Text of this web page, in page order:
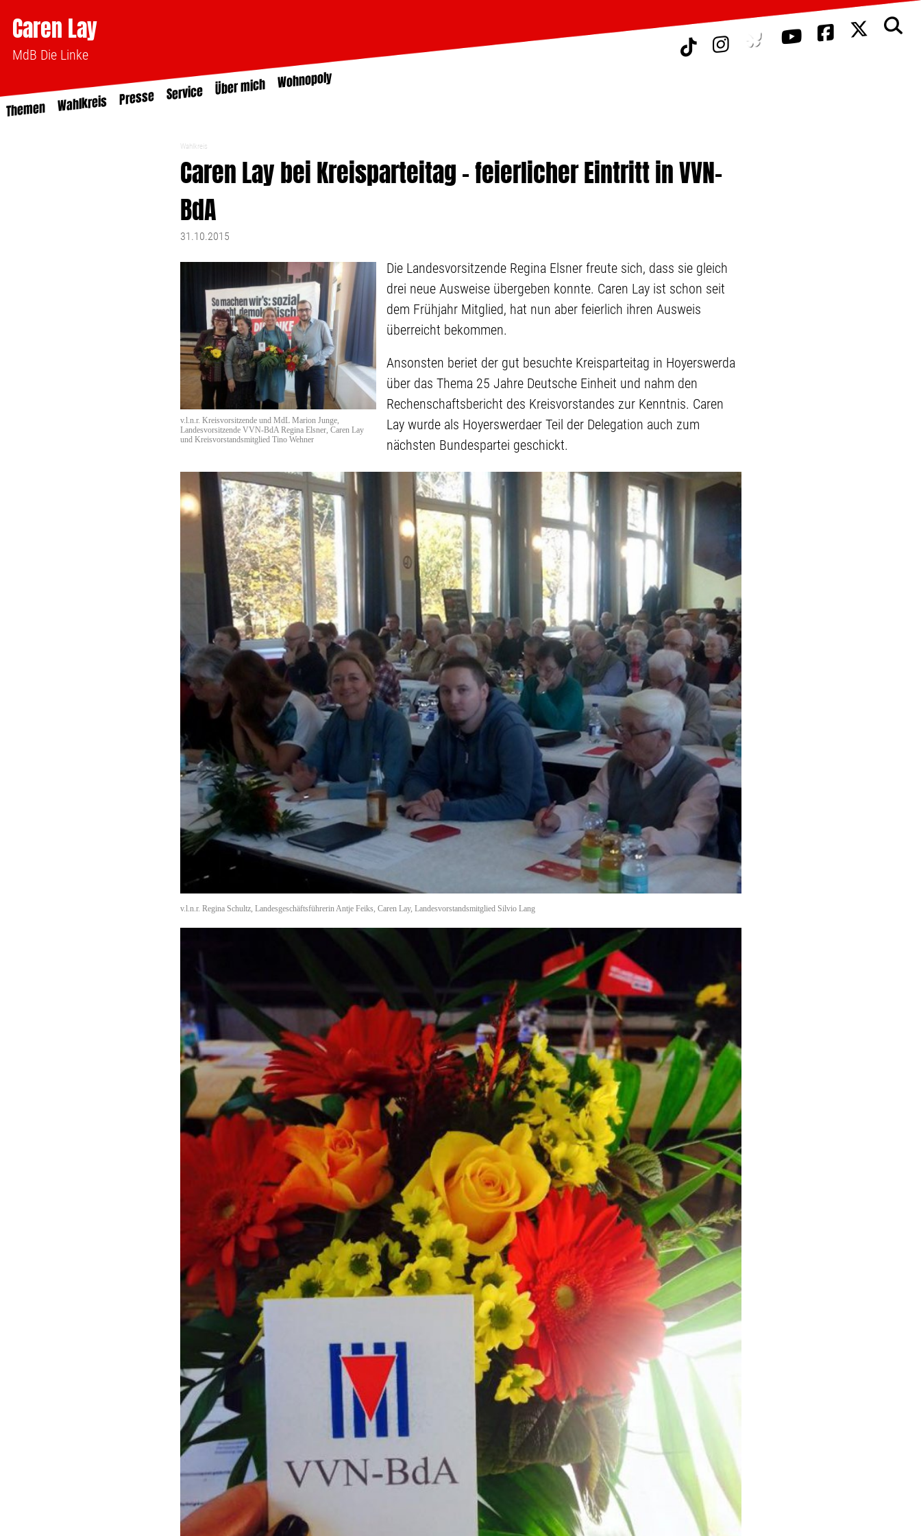
Caren Lay
MdB Die Linke
Themen Wahlkreis Presse Service Über mich Wohnopoly
Wahlkreis
Caren Lay bei Kreisparteitag – feierlicher Eintritt in VVN-
BdA
31.10.2015
v.l.n.r. Kreisvorsitzende und MdL Marion Junge,
Landesvorsitzende VVN-BdA Regina Elsner, Caren Lay
und Kreisvorstandsmitglied Tino Wehner
Die Landesvorsitzende Regina Elsner freute sich, dass sie gleich
drei neue Ausweise übergeben konnte. Caren Lay ist schon seit
dem Frühjahr Mitglied, hat nun aber feierlich ihren Ausweis
überreicht bekommen.
Ansonsten beriet der gut besuchte Kreisparteitag in Hoyerswerda
über das Thema 25 Jahre Deutsche Einheit und nahm den
Rechenschaftsbericht des Kreisvorstandes zur Kenntnis. Caren
Lay wurde als Hoyerswerdaer Teil der Delegation auch zum
nächsten Bundespartei geschickt.
v.l.n.r. Regina Schultz, Landesgeschäftsführerin Antje Feiks, Caren Lay, Landesvorstandsmitglied Silvio Lang